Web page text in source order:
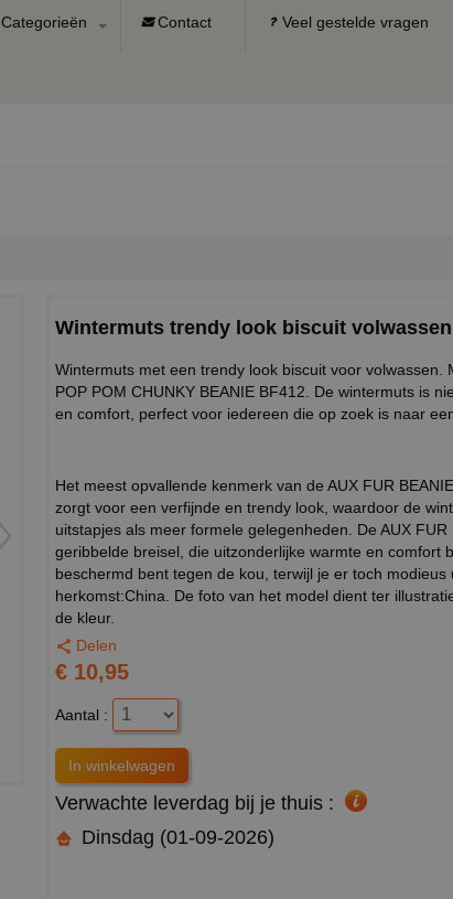
Categorieën Contact Veel gestelde vragen
Wintermuts trendy look biscuit volwassen
Wintermuts met een trendy look biscuit voor
POP POM CHUNKY BEANIE BF412. De wintermuts is
en comfort, perfect voor iedereen die op zoek is naar
Het meest opvallende kenmerk van de AUX FUR
zorgt voor een verfijnde en trendy look, waardoor de
uitstapjes als meer formele gelegenheden. De AUX
geribbelde breisel, die uitzonderlijke warmte en comfort
beschermd bent tegen de kou, terwijl je er toch
herkomst:China. De foto van het model dient ter
de kleur.
Delen
€ 10,95
Aantal :
Verwachte leverdag bij je thuis :
Dinsdag (01-09-2026)